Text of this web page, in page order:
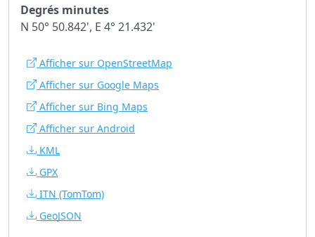
Degrés minutes
N 50° 50.842', E 4° 21.432'
Afficher sur OpenStreetMap
Afficher sur Google Maps
Afficher sur Bing Maps
Afficher sur Android
KML
GPX
ITN (TomTom)
GeoJSON